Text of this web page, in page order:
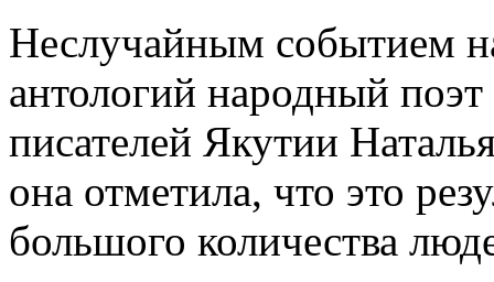
Неслучайным событием
антологий народный
писателей Якутии
она отметила, что это
большого количества